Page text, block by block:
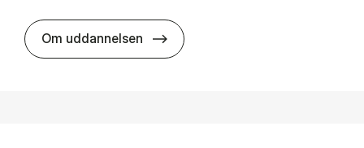
Om uddannelsen HA al­men erhvervs­økonomi